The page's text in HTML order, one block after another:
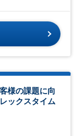
様の課題に向
ックスタイム